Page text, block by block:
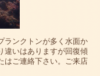
ランクトンが多く水面か
違いはありますが回復傾
はご連絡下さい。ご来店